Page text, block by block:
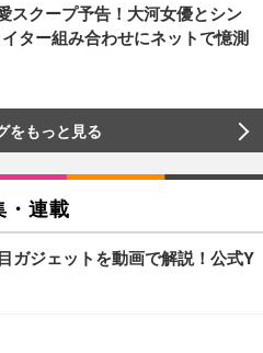
スクープ予告！大河女優とシン
ター組み合わせにネットで憶測
をもっと見る
・連載
ガジェットを動画で解説！公式Y